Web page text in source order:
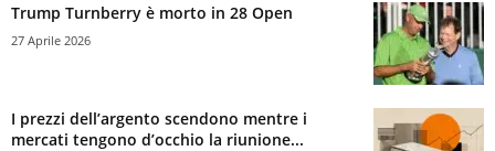
Trump Turnberry è morto in 28 Open
27 Aprile 2026
I prezzi dell’argento scendono mentre i
mercati tengono d’occhio la riunione...